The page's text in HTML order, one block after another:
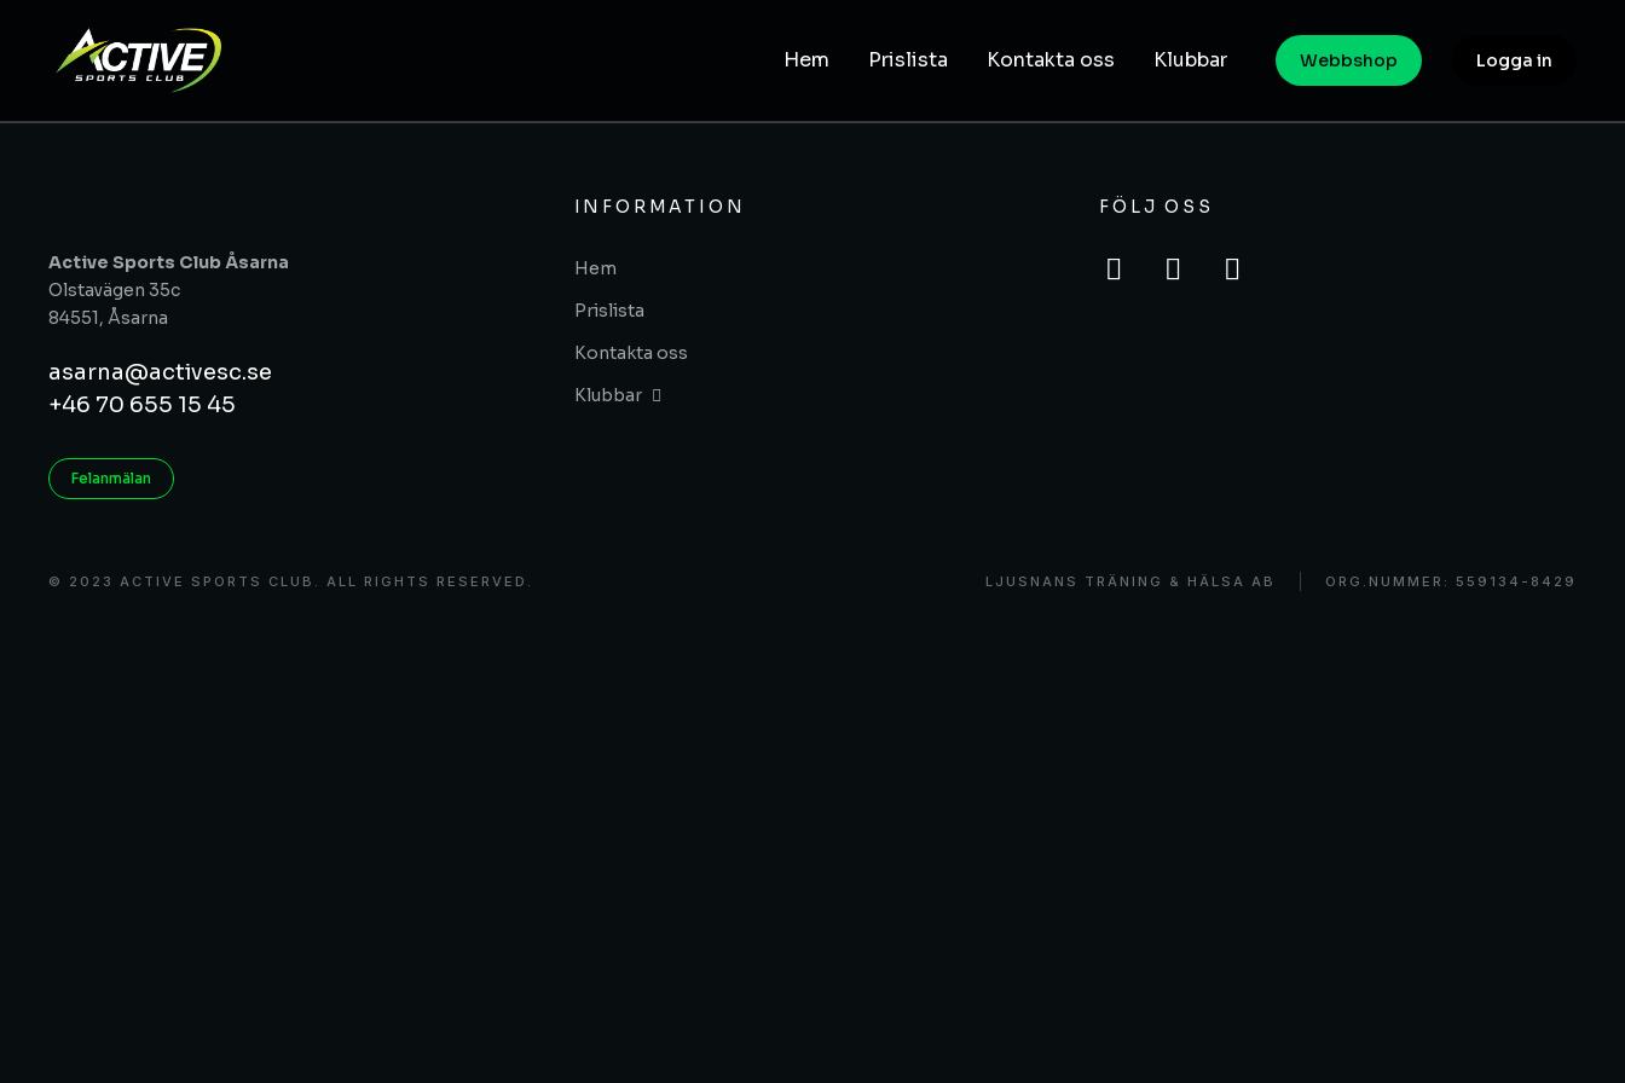
Hem Prislista Kontakta oss Klubbar Webbshop Logga in
Active Sports Club Åsarna
Olstavägen 35c
84551, Åsarna
asarna@activesc.se
+46 70 655 15 45
Felanmälan
INFORMATION
Hem
Prislista
Kontakta oss
Klubbar
FÖLJ OSS
© 2023 ACTIVE SPORTS CLUB. ALL RIGHTS RESERVED. LJUSNANS TRÄNING & HÄLSA AB ORG.NUMMER: 559134-8429